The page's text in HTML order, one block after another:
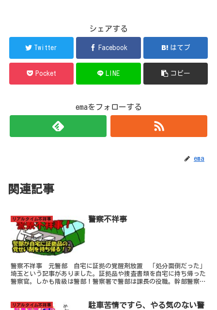
シェアする
Twitter Facebook はてブ
Pocket LINE コピー
emaをフォローする
ema
関連記事
リアルタイム不祥事 警察不祥事
警察不祥事 元警部 自宅に証拠の覚醒剤放置 「処分面倒だった」
埼玉という記事がありました。証拠品や捜査書類を自宅に持ち帰った
警察官。しかも階級は警部！警察署で警部は課長の役職。幹部警察官
リアルタイム不祥事
駐車苦情ですら、やる気のない警